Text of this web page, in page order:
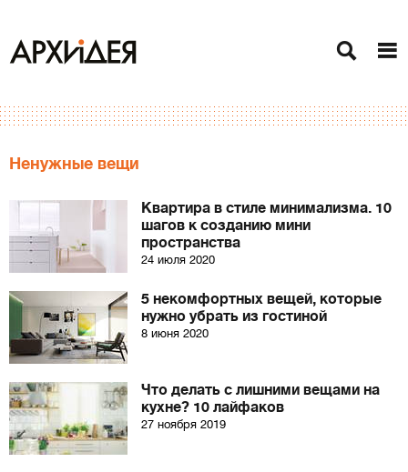
Ненужные вещи
Квартира в стиле минимализма. 10
шагов к созданию мини
пространства
24 июля 2020
5 некомфортных вещей, которые
нужно убрать из гостиной
8 июня 2020
Что делать с лишними вещами на
кухне? 10 лайфаков
27 ноября 2019